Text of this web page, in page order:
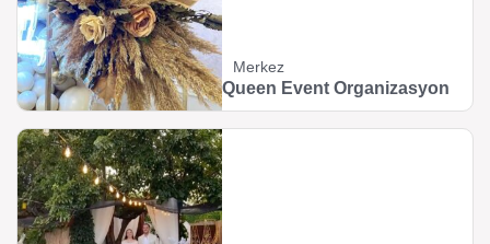
Merkez
Queen Event Organizasyon